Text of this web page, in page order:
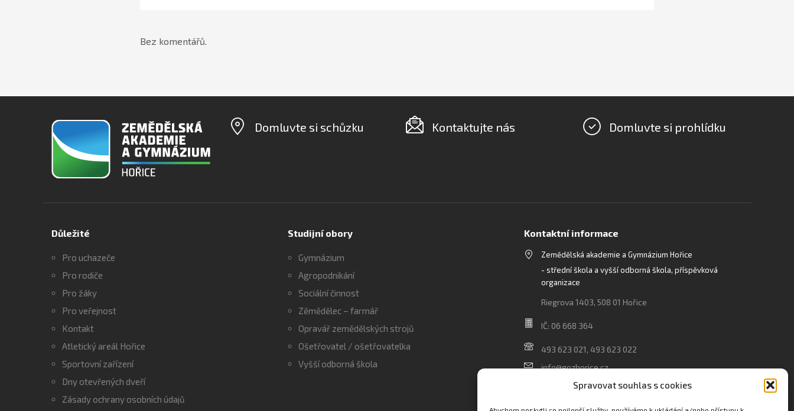
Spravovat souhlas s cookies
Bez komentářů.
Domluvte si schůzku Kontaktujte nás Domluvte si prohlídku
Důležité
Pro uchazeče
Pro rodiče
Pro žáky
Pro veřejnost
Kontakt
Atletický areál Hořice
Sportovní zařízení
Dny otevřených dveří
Zásady ochrany osobních údajů
Studijní obory
Gymnázium
Agropodnikání
Sociální činnost
Zěmědělec – farmář
Opravář zemědělských strojů
Ošetřovatel / ošetřovatelka
Vyšší odborná škola
Kontaktní informace
Zemědělská akademie a Gymnázium Hořice
- střední škola a vyšší odborná škola, příspěvková
organizace
Riegrova 1403, 508 01 Hořice
IČ: 06 668 364
493 623 021, 493 623 022
info@gozhorice.cz
www.zaghorice.cz